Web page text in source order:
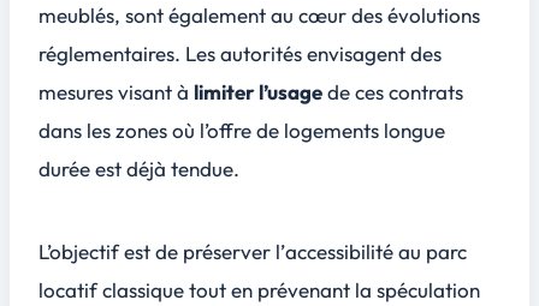
meublés, sont également au cœur des évolutions
réglementaires. Les autorités envisagent des
mesures visant à limiter l’usagede ces contrats
dans les zones où l’offre de logements longue
durée est déjà tendue.
L’objectif est de préserver l’accessibilitéau parc
locatif classique tout en prévenant la spéculation